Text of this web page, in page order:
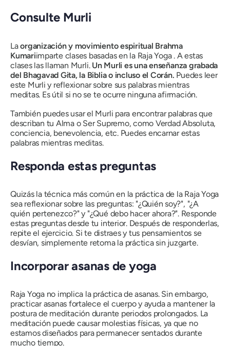
Consulte Murli
Laorganización y movimiento espiritual Brahma
Kumariimparte clases basadas en la Raja Yoga. A estas
clases las llaman Murli.Un Murli es una enseñanza grabada
del Bhagavad Gita, la Biblia o incluso el Corán. Puedes leer
este Murli y reflexionar sobre sus palabras mientras
meditas. Es útil si no se te ocurre ninguna afirmación.
También puedes usar el Murli para encontrar palabras que
describan tu Alma o Ser Supremo, como Verdad Absoluta,
conciencia, benevolencia, etc. Puedes encarnar estas
palabras mientras meditas.
Responda estas preguntas
Quizás la técnica más común en la práctica de la Raja Yoga
sea reflexionar sobre las preguntas: "¿Quién soy?", "¿A
quién pertenezco?" y "¿Qué debo hacer ahora?". Responde
estas preguntas desde tu interior. Después de responderlas,
repite el ejercicio. Si te distraes y tus pensamientos se
desvían, simplemente retoma la práctica sin juzgarte.
Incorporar asanas de yoga
Raja Yogano implica la práctica de asanas. Sin embargo,
practicar asanas fortalece el cuerpo y ayuda a mantener la
postura de meditación durante periodos prolongados. La
meditación puede causar molestias físicas, ya que no
estamos diseñados para permanecer sentados durante
mucho tiempo.